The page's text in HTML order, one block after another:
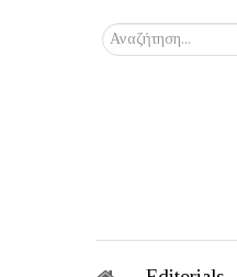
Αναζήτηση...